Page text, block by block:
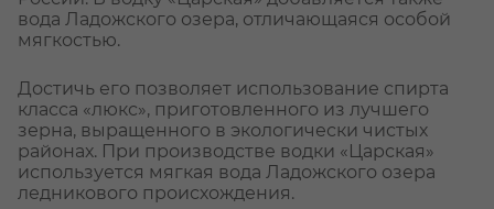
вода Ладожского озера, отличающаяся особой
мягкостью.
Достичь его позволяет использование спирта
класса «люкс», приготовленного из лучшего
зерна, выращенного в экологически чистых
районах. При производстве водки «Царская»
используется мягкая вода Ладожского озера
ледникового происхождения.